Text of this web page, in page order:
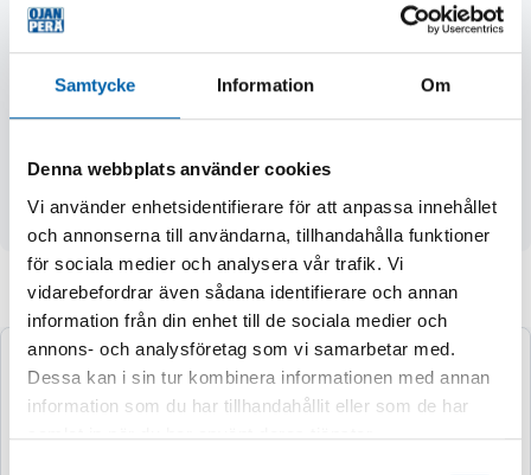
Samtycke Information Om
Denna webbplats använder cookies
Vi använder enhetsidentifierare för att anpassa innehållet
och annonserna till användarna, tillhandahålla funktioner
för sociala medier och analysera vår trafik. Vi
vidarebefordrar även sådana identifierare och annan
information från din enhet till de sociala medier och
annons- och analysföretag som vi samarbetar med.
Dessa kan i sin tur kombinera informationen med annan
information som du har tillhandahållit eller som de har
samlat in när du har använt deras tjänster.
- 528084R1, 3074756R1
- längd till andra hålet 117 mm
- hål diameter: 10 mm
- smalare ändans längd 33 mm
- smalare ändans diameter 19 mm
Andra köpte även